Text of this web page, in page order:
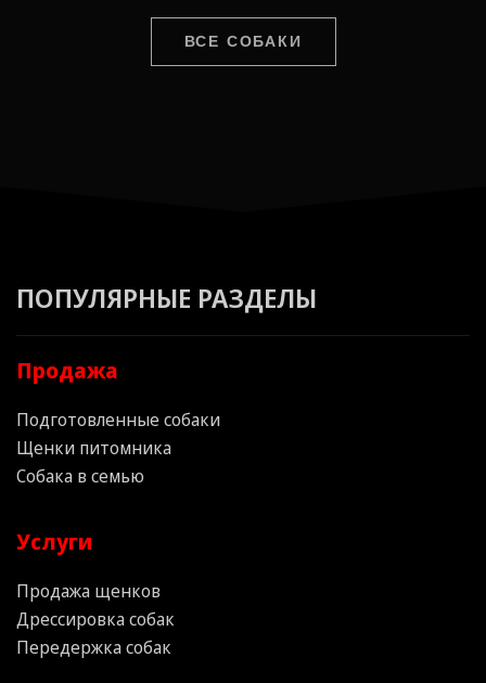
ВСЕ СОБАКИ
ПОПУЛЯРНЫЕ РАЗДЕЛЫ
Продажа
Подготовленные собаки
Щенки питомника
Собака в семью
Услуги
Продажа щенков
Дрессировка собак
Передержка собак